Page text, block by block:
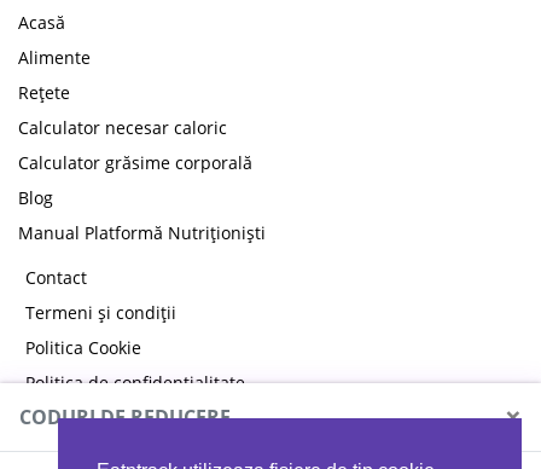
Acasă
Alimente
Rețete
Calculator necesar caloric
Calculator grăsime corporală
Blog
Manual Platformă Nutriționiști
Contact
Termeni și condiții
Politica Cookie
Politica de confidențialitate
CODURI DE REDUCERE ×